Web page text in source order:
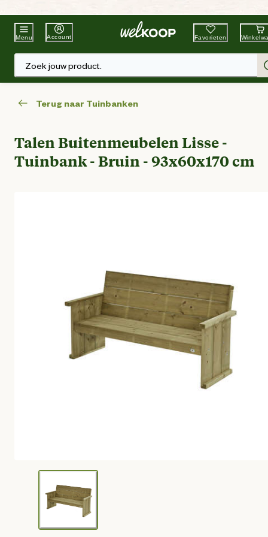
Beste WinkelketenTuin & Dier
Menu Account Favorieten
Zoek jouw product.
Terug naar Tuinbanken
Talen Buitenmeubelen Lisse -
Tuinbank - Bruin - 93x60x170 cm